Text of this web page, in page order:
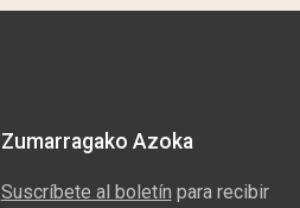
Zumarragako Azoka
Suscríbete al boletín para recibir